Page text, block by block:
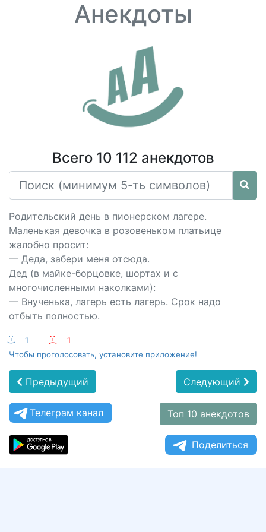
Анекдоты
Всего 10 112 анекдотов
Родительский день в пионерском лагере.
Маленькая девочка в розовеньком платьице
жалобно просит:
— Деда, забери меня отсюда.
Дед (в майке-борцовке, шортах и с
многочисленными наколками):
— Внученька, лагерь есть лагерь. Срок надо
отбыть полностью.
:-) 1 :-(
1
Чтобы проголосовать, установите приложение!
Предыдущий Следующий
Телеграм канал Топ 10 анекдотов
Поделиться